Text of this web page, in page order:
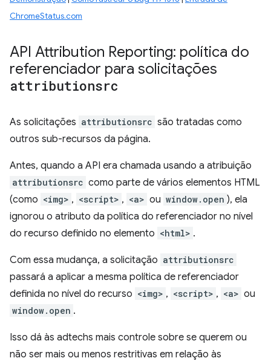
ChromeStatus.com
API Attribution Reporting: política do
referenciador para solicitações
attributionsrc
As solicitações attributionsrc são tratadas como
outros sub-recursos da página.
Antes, quando a API era chamada usando a atribuição
attributionsrc como parte de vários elementos HTML
(como <img> , <script> , <a> ou window.open ), ela
ignorou o atributo da política do referenciador no nível
do recurso definido no elemento <html> .
Com essa mudança, a solicitação attributionsrc
passará a aplicar a mesma política de referenciador
definida no nível do recurso <img> , <script> , <a> ou
window.open .
Isso dá às adtechs mais controle sobre se querem ou
não ser mais ou menos restritivas em relação às